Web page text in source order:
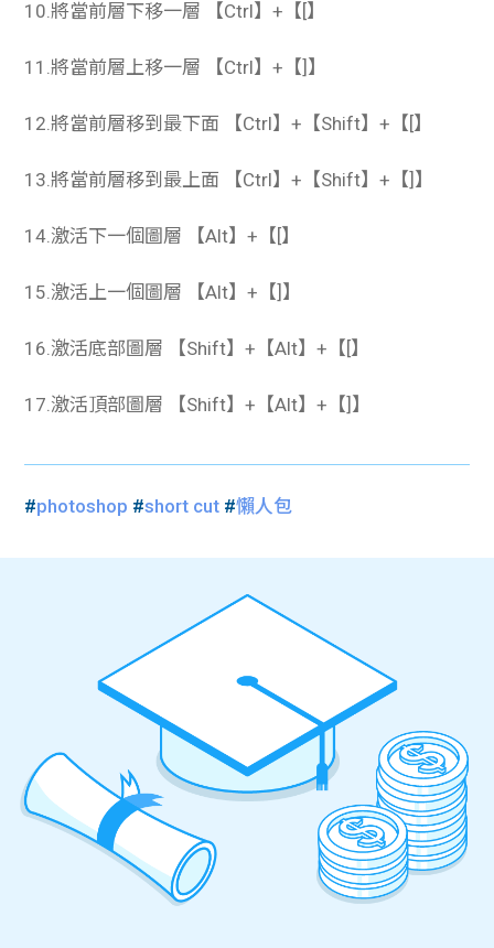
10.將當前層下移一層 【Ctrl】+【[】
11.將當前層上移一層 【Ctrl】+【]】
12.將當前層移到最下面 【Ctrl】+【Shift】+【[】
13.將當前層移到最上面 【Ctrl】+【Shift】+【]】
14.激活下一個圖層 【Alt】+【[】
15.激活上一個圖層 【Alt】+【]】
16.激活底部圖層 【Shift】+【Alt】+【[】
17.激活頂部圖層 【Shift】+【Alt】+【]】
#photoshop #short cut #懶人包